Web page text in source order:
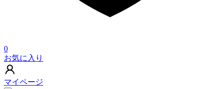
0
お気に入り
マイページ